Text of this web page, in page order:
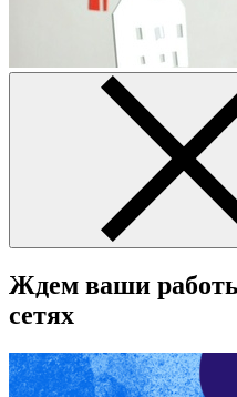
Ждем ваши
сетях